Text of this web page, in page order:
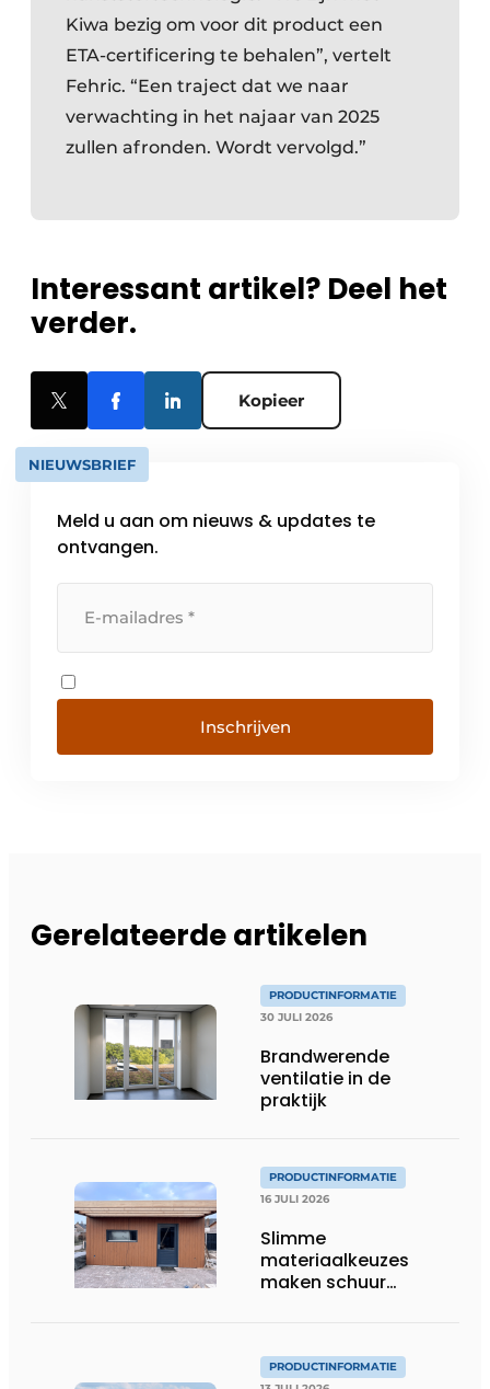
Kiwa bezig om voor dit product een
ETA-certificering te behalen”, vertelt
Fehric. “Een traject dat we naar
verwachting in het najaar van 2025
zullen afronden. Wordt vervolgd.”
Interessant artikel? Deel het
verder.
Kopieer
NIEUWSBRIEF
Meld u aan om nieuws & updates te
ontvangen.
Inschrijven
Gerelateerde artikelen
PRODUCTINFORMATIE
30 JULI 2026
Brandwerende
ventilatie in de
praktijk
PRODUCTINFORMATIE
16 JULI 2026
Slimme
materiaalkeuzes
maken schuur
PRODUCTINFORMATIE